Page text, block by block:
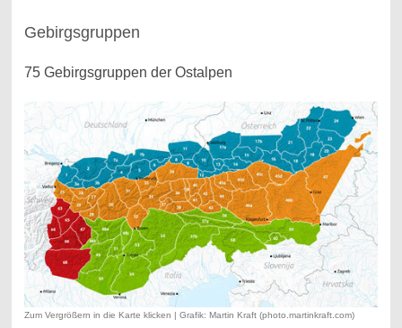
Gebirgsgruppen
75 Gebirgsgruppen der Ostalpen
Zum Vergrößern in die Karte klicken | Grafik: Martin Kraft (photo.martinkraft.com)